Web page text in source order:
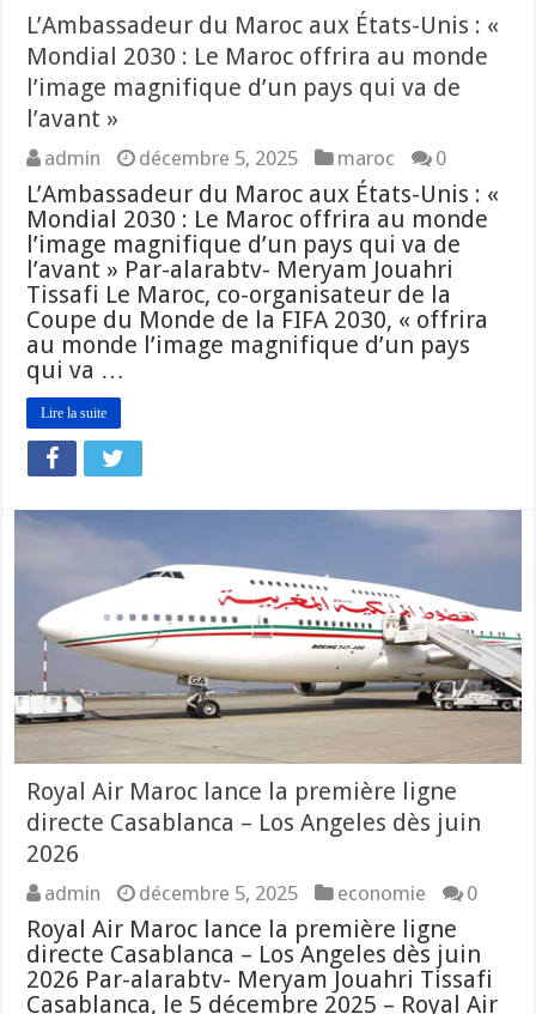
L’Ambassadeur du Maroc aux États-Unis : «
Mondial 2030 : Le Maroc offrira au monde
l’image magnifique d’un pays qui va de
l’avant »
admin décembre 5, 2025 maroc 0
L’Ambassadeur du Maroc aux États-Unis : «
Mondial 2030 : Le Maroc offrira au monde
l’image magnifique d’un pays qui va de
l’avant » Par-alarabtv- Meryam Jouahri
Tissafi Le Maroc, co-organisateur de la
Coupe du Monde de la FIFA 2030, « offrira
au monde l’image magnifique d’un pays
qui va …
Lire la suite
Royal Air Maroc lance la première ligne
directe Casablanca – Los Angeles dès juin
2026
admin décembre 5, 2025 economie 0
Royal Air Maroc lance la première ligne
directe Casablanca – Los Angeles dès juin
2026 Par-alarabtv- Meryam Jouahri Tissafi
Casablanca, le 5 décembre 2025 – Royal Air